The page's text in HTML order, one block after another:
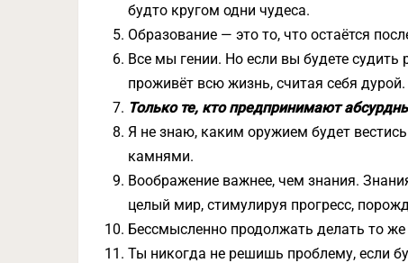
будто кругом одни чудеса.
Образование — это то, что остаётся
Все мы гении. Но если вы будете судить
проживёт всю жизнь, считая себя дурой.
Только те, кто предпринимают
Я не знаю, каким оружием будет
камнями.
Воображение важнее, чем знания.
целый мир, стимулируя прогресс,
Бессмысленно продолжать делать то
Ты никогда не решишь проблему, если